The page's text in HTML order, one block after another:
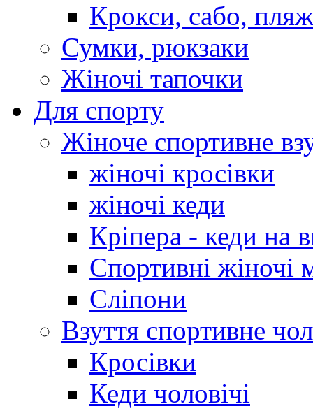
Крокси, сабо,
Сумки, рюкзаки
Жіночі тапочки
Для спорту
Жіноче спортивне
жіночі кросівки
жіночі кеди
Кріпера - кеди на
Спортивні жіночі
Сліпони
Взуття спортивне
Кросівки
Кеди чоловічі